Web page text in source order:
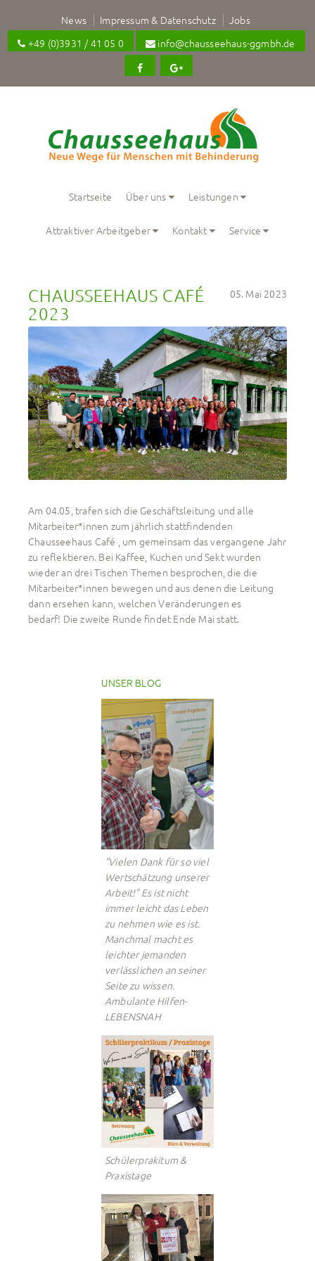
News Impressum & Datenschutz
Jobs
+49 (0)3931 / 41 05 0
info@chausseehaus-ggmbh.de
Startseite Über uns Leistungen
Attraktiver Arbeitgeber Kontakt Service
05. Mai 2023
CHAUSSEEHAUS CAFÉ
2023
Am 04.05, trafen sich die Geschäftsleitung und alle
Mitarbeiter*innen zum jährlich stattfindenden
Chausseehaus Café , um gemeinsam das vergangene Jahr
zu reflektieren. Bei Kaffee, Kuchen und Sekt wurden
wieder an drei Tischen Themen besprochen, die die
Mitarbeiter*innen bewegen und aus denen die Leitung
dann ersehen kann, welchen Veränderungen es
bedarf! Die zweite Runde findet Ende Mai statt.
UNSER BLOG
"Vielen Dank für so viel
Wertschätzung unserer
Arbeit!" Es ist nicht
immer leicht das Leben
zu nehmen wie es ist.
Manchmal macht es
leichter jemanden
verlässlichen an seiner
Seite zu wissen.
Ambulante Hilfen-
LEBENSNAH
Schülerprakitum &
Praxistage